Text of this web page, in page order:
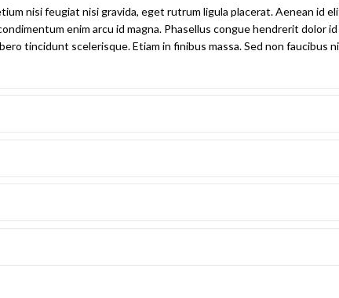
nisi feugiat nisi gravida, eget rutrum ligula placerat. Aenean id
enim arcu id magna. Phasellus congue hendrerit dolor
tincidunt scelerisque. Etiam in finibus massa. Sed non faucibus